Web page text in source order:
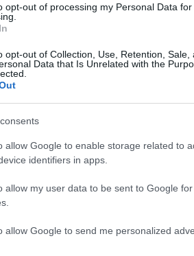
opt-out of processing my Personal Data for
opt-out of Collection, Use, Retention, Sale,
Data that Is Unrelated with the
allow Google to enable storage related to
identifiers in apps.
allow my user data to be sent to Google
allow Google to send me personalized